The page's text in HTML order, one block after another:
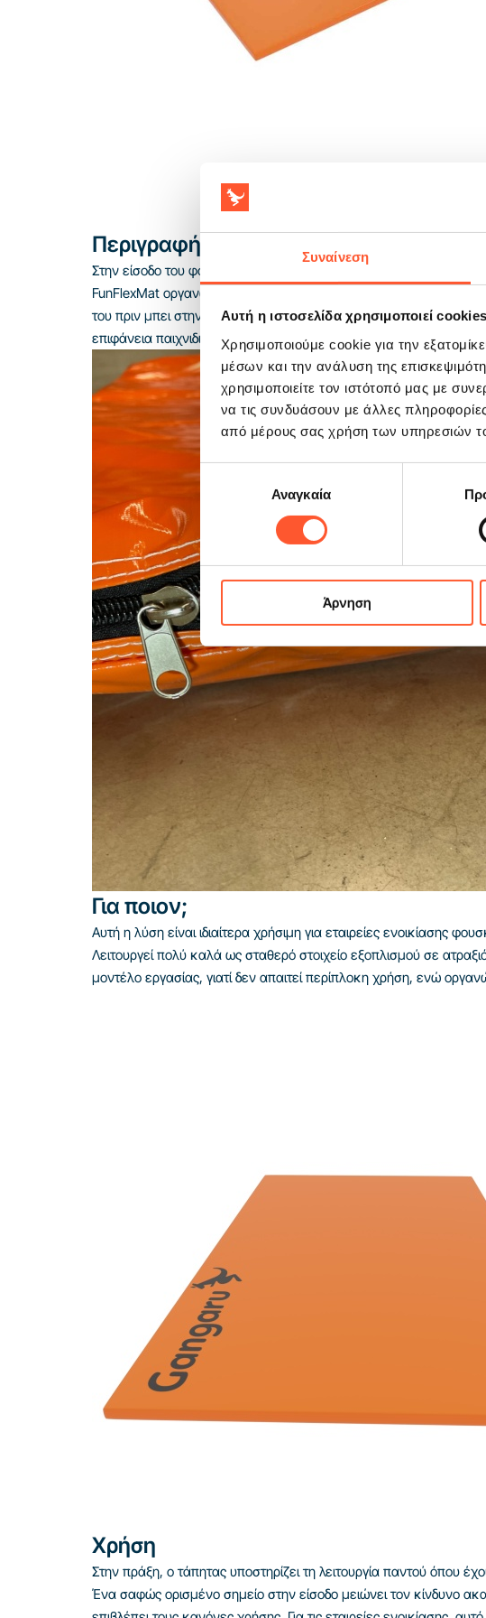
Συναίνεση
Αυτή η ιστοσελίδα χρησιμοποιεί cookies
Χρησιμοποιούμε cookie για την
μέσων και την ανάλυση της
χρησιμοποιείτε τον ιστότοπό μας με
να τις συνδυάσουν με άλλες
από μέρους σας χρήση των υπηρεσιών
Επιλογή
συγκατάθεσηςΑναγκαία
Άρνηση
Περιγραφή προϊόντος
Στην είσοδο του φουσκωτού, η μεγαλύτερη σύγχυση προκύπτει
FunFlexMat οργανώνει αυτό το σημείο της εξυπηρέτησης,
του πριν μπει στην ατραξιόν. Είναι ένα απλό στοιχείο
επιφάνεια παιχνιδιού.
Για ποιον;
Αυτή η λύση είναι ιδιαίτερα χρήσιμη για εταιρείες
Λειτουργεί πολύ καλά ως σταθερό στοιχείο εξοπλισμού σε
μοντέλο εργασίας, γιατί δεν απαιτεί περίπλοκη χρήση, ενώ
Χρήση
Στην πράξη, ο τάπητας υποστηρίζει τη λειτουργία παντού όπου
Ένα σαφώς ορισμένο σημείο στην είσοδο μειώνει τον κίνδυνο